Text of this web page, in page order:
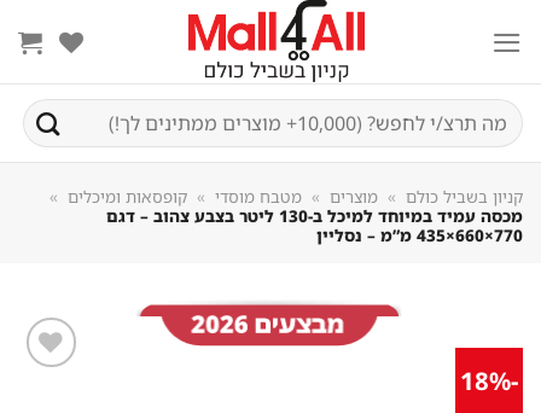
חיפוש
עבור:
קניון בשביל כולם מוצרים מטבח מוסדי קופסאות ומיכלים
מכסה עמיד במיוחד למיכל ב-130 ליטר בצבע צהוב – דגם
770×660×435 מ”מ – נסליין